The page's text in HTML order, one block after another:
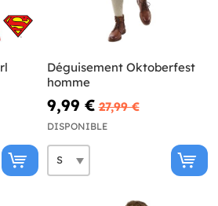
Déguisement Oktoberfest
homme
9,99 € 27,99 €
DISPONIBLE